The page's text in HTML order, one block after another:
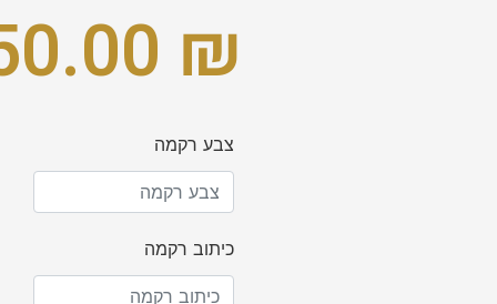
950.00₪
צבע רקמה
כיתוב רקמה